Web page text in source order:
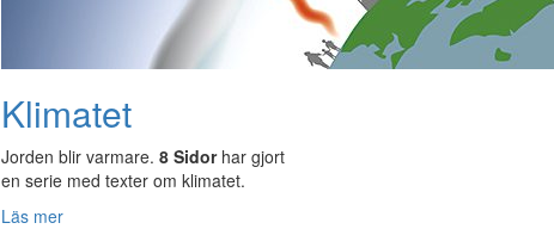
Klimatet
Jorden blir varmare. 8 Sidorhar gjort
en serie med texter om klimatet.
Läs mer